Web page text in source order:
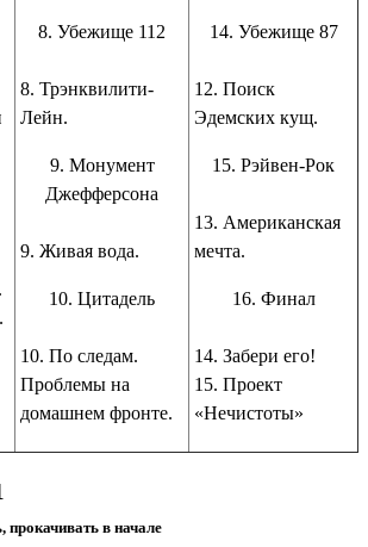
8. Убежище 112
8. Трэнквилити-
Лейн.
9. Монумент
Джефферсона
9. Живая вода.
10. Цитадель
10. По следам.
Проблемы на
домашнем фронте.
14. Убежище 87
12. Поиск
Эдемских кущ.
15. Рэйвен-Рок
13. Американская
мечта.
16. Финал
14. Забери его!
15. Проект
«Нечистоты»
прокачивать в начале